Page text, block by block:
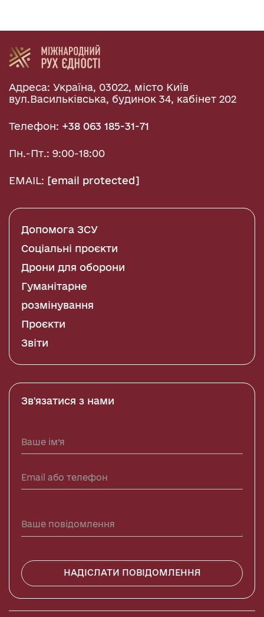
Адреса: Україна, 03022, місто Київ
вул.Васильківська, будинок 34, кабінет 202
Телефон: +38 063 185-31-71
Пн.-Пт.: 9:00-18:00
EMAIL: [email protected]
Допомога ЗСУ
Соціальні проєкти
Дрони для оборони
Гуманітарне
розмінування
Проєкти
Звіти
Зв'язатися з нами
НАДІСЛАТИ ПОВІДОМЛЕННЯ